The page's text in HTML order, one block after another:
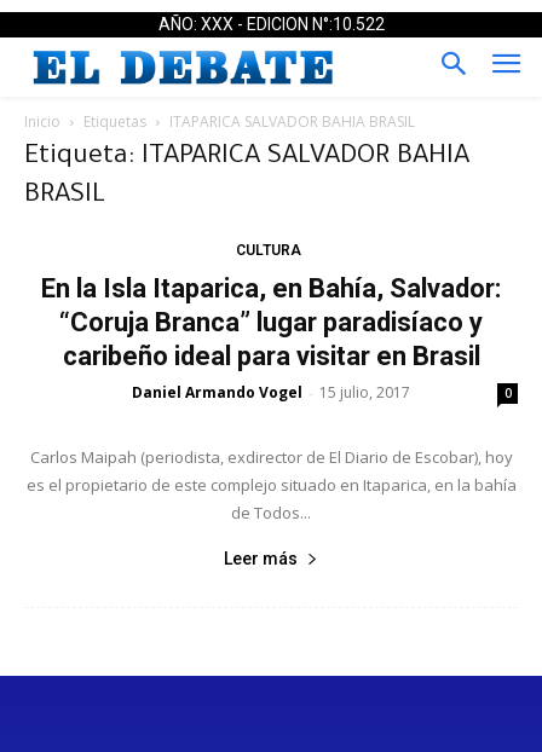
AÑO: XXX - EDICION N°:10.522
Inicio Etiquetas ITAPARICA SALVADOR BAHIA BRASIL
Etiqueta: ITAPARICA SALVADOR BAHIA
BRASIL
CULTURA
En la Isla Itaparica, en Bahía, Salvador:
“Coruja Branca” lugar paradisíaco y
caribeño ideal para visitar en Brasil
Daniel Armando Vogel - 15 julio, 2017 0
Carlos Maipah (periodista, exdirector de El Diario de Escobar), hoy
es el propietario de este complejo situado en Itaparica, en la bahía
de Todos...
Leer más